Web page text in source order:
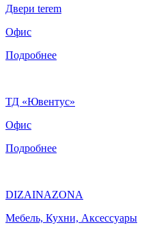
Двери terem
Офис
Подробнее
ТД «Ювентус»
Офис
Подробнее
DIZAINAZONA
Мебель, Кухни, Аксессуары